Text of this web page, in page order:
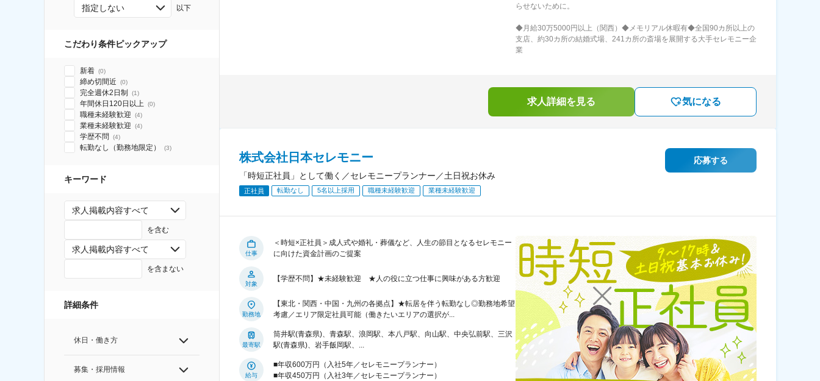
指定しない 以下
こだわり条件ピックアップ
新着 (0)
締め切間近 (0)
完全週休2日制 (1)
年間休日120日以上 (0)
職種未経験歓迎 (4)
業種未経験歓迎 (4)
学歴不問 (4)
転勤なし（勤務地限定） (3)
キーワード
求人掲載内容すべて
を含む
求人掲載内容すべて
を含まない
詳細条件
休日・働き方
募集・採用情報
らせないために。
◆月給30万5000円以上（関西）◆メモリアル休暇有◆全国90カ所以上の
支店、約30カ所の結婚式場、241カ所の斎場を展開する大手セレモニー企
業
求人詳細を見る 気になる
株式会社日本セレモニー
「時短正社員」として働く／セレモニープランナー／土日祝お休み
正社員 転勤なし 5名以上採用 職種未経験歓迎 業種未経験歓迎
応募する
仕事
＜時短×正社員＞成人式や婚礼・葬儀など、人生の節目となるセレモニー
に向けた資金計画のご提案
対象
【学歴不問】★未経験歓迎 ★人の役に立つ仕事に興味がある方歓迎
勤務地
【東北・関西・中国・九州の各拠点】★転居を伴う転勤なし◎勤務地希望
考慮／エリア限定社員可能（働きたいエリアの選択が...
最寄駅
筒井駅(青森県)、青森駅、浪岡駅、本八戸駅、向山駅、中央弘前駅、三沢
駅(青森県)、岩手飯岡駅、...
給与
■年収600万円（入社5年／セレモニープランナー）
■年収450万円（入社3年／セレモニープランナー）